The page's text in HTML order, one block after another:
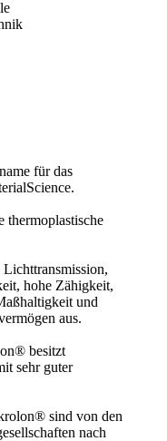
für das
thermoplastische
hohe Zähigkeit,
und
aus.
besitzt
sehr guter
sind von den
nach